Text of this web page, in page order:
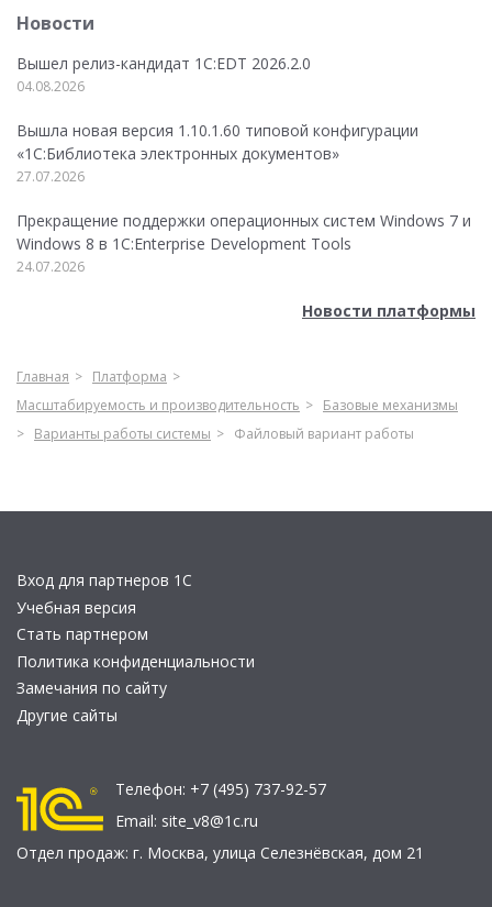
Новости
Вышел релиз-кандидат 1C:EDT 2026.2.0
04.08.2026
Вышла новая версия 1.10.1.60 типовой конфигурации
«1С:Библиотека электронных документов»
27.07.2026
Прекращение поддержки операционных систем Windows 7 и
Windows 8 в 1C:Enterprise Development Tools
24.07.2026
Новости платформы
Главная
Платформа
Масштабируемость и производительность
Базовые механизмы
Варианты работы системы
Файловый вариант работы
Вход для партнеров 1С
Учебная версия
Стать партнером
Политика конфиденциальности
Замечания по сайту
Другие сайты
Телефон: +7 (495) 737-92-57
Email: site_v8@1c.ru
Отдел продаж: г. Москва, улица Селезнёвская, дом 21